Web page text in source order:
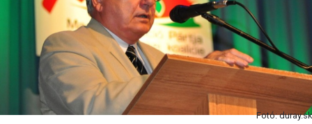
Fotó: duray.sk